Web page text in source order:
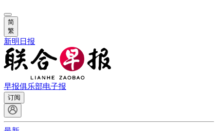
简
繁
新明日报
早报俱乐部电子报
订阅